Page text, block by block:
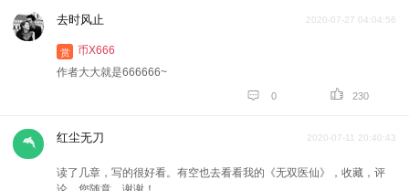
去时风止 2020-07-27 04:04:56
赏
币X666
作者大大就是666666~
 0  230
红尘无刀 2020-07-11 20:40:43
读了几章，写的很好看。有空也去看看我的《无双医仙》，收藏，评